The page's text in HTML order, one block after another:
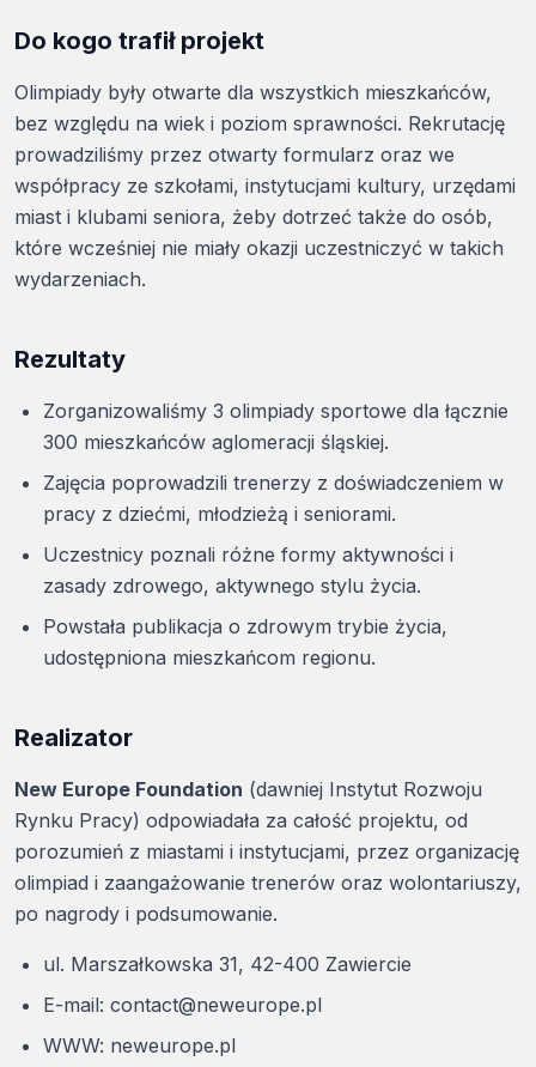
Do kogo trafił projekt
Olimpiady były otwarte dla wszystkich mieszkańców,
bez względu na wiek i poziom sprawności. Rekrutację
prowadziliśmy przez otwarty formularz oraz we
współpracy ze szkołami, instytucjami kultury, urzędami
miast i klubami seniora, żeby dotrzeć także do osób,
które wcześniej nie miały okazji uczestniczyć w takich
wydarzeniach.
Rezultaty
Zorganizowaliśmy 3 olimpiady sportowe dla łącznie
300 mieszkańców aglomeracji śląskiej.
Zajęcia poprowadzili trenerzy z doświadczeniem w
pracy z dziećmi, młodzieżą i seniorami.
Uczestnicy poznali różne formy aktywności i
zasady zdrowego, aktywnego stylu życia.
Powstała publikacja o zdrowym trybie życia,
udostępniona mieszkańcom regionu.
Realizator
New Europe Foundation (dawniej Instytut Rozwoju
Rynku Pracy) odpowiadała za całość projektu, od
porozumień z miastami i instytucjami, przez organizację
olimpiad i zaangażowanie trenerów oraz wolontariuszy,
po nagrody i podsumowanie.
ul. Marszałkowska 31, 42-400 Zawiercie
E-mail: contact@neweurope.pl
WWW: neweurope.pl